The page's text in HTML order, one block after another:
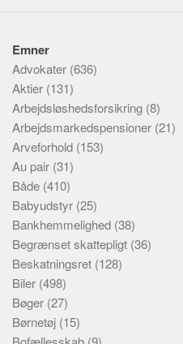
Emner
Advokater (636)
Aktier (131)
Arbejdsløshedsforsikring (8)
Arbejdsmarkedspensioner (21)
Arveforhold (153)
Au pair (31)
Både (410)
Babyudstyr (25)
Bankhemmelighed (38)
Begrænset skattepligt (36)
Beskatningsret (128)
Biler (498)
Bøger (27)
Børnetøj (15)